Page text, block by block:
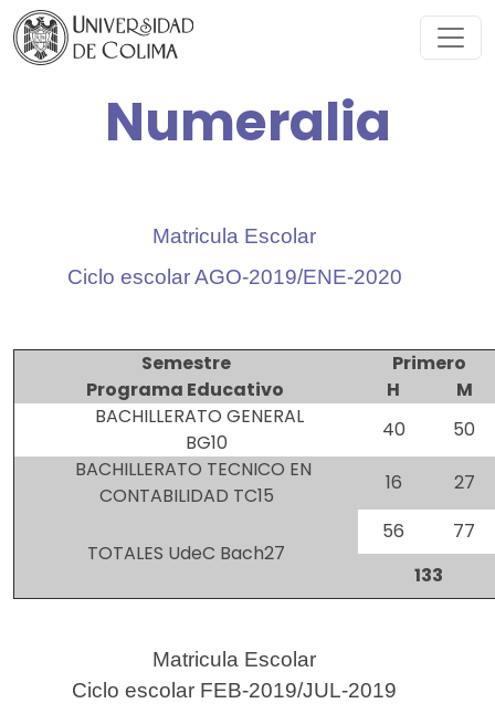
Numeralia
Matricula Escolar
Ciclo escolar AGO-2019/ENE-2020
Semestre
Primero
Programa Educativo
H
M
BACHILLERATO GENERAL
BG10
40
50
BACHILLERATO TECNICO EN
CONTABILIDAD TC15
16 27
TOTALES UdeC Bach27
56
77
133
Matricula Escolar
Ciclo escolar FEB-2019/JUL-2019